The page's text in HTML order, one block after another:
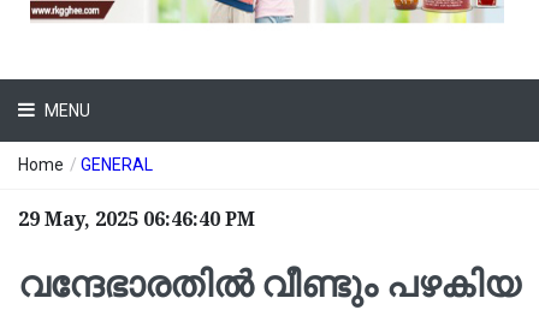
MENU
Home / GENERAL
29 May, 2025 06:46:40 PM
വന്ദേഭാരതില്‍ വീണ്ടും പഴകിയ